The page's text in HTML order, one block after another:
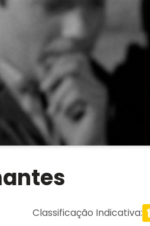
Classificação Indicativa: